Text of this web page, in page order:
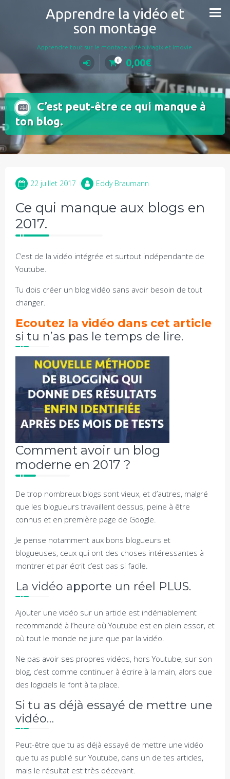
Apprendre la vidéo et
son montage
Apprendre tout sur le montage vidéo Magix et Imovie.
0 0,00€
C’est peut-être ce qui manque à
ton blog.
22 juillet 2017 Eddy Braumann
Ce qui manque aux blogs en
2017.
C’est de la vidéo intégrée et surtout indépendante de
Youtube.
Tu dois créer un blog vidéo sans avoir besoin de tout
changer.
Ecoutez la vidéo dans cet article
si tu n’as pas le temps de lire.
Comment avoir un blog
moderne en 2017 ?
De trop nombreux blogs sont vieux, et d’autres, malgré
que les blogueurs travaillent dessus, peine à être
connus et en première page de Google.
Je pense notamment aux bons blogueurs et
blogueuses, ceux qui ont des choses intéressantes à
montrer et par écrit c’est pas si facile.
La vidéo apporte un réel PLUS.
Ajouter une vidéo sur un article est indéniablement
recommandé à l’heure où Youtube est en plein essor, et
où tout le monde ne jure que par la vidéo.
Ne pas avoir ses propres vidéos, hors Youtube, sur son
blog, c’est comme continuer à écrire à la main, alors que
des logiciels le font à ta place.
Si tu as déjà essayé de mettre une
vidéo…
Peut-être que tu as déjà essayé de mettre une vidéo
que tu as publié sur Youtube, dans un de tes articles,
mais le résultat est très décevant.